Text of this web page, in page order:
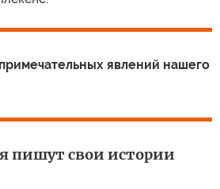
явлений нашего
пишут свои истории